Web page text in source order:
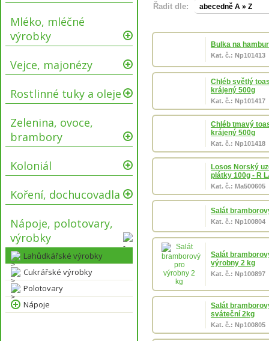
Řadit dle:
Bulka na
Kat. č.: Np101413
Chléb světlý
krájený 500g
Kat. č.: Np101417
Chléb tmavý
krájený 500g
Kat. č.: Np101418
Losos Norský
plátky 100g - R
Kat. č.: Ma500605
Salát
Kat. č.: Np100804
Salát
výrobny 2 kg
Kat. č.: Np100897
Salát
sváteční 2kg
Kat. č.: Np100805
Mléko, mléčné
výrobky
Vejce, majonézy
Rostlinné tuky a oleje
Zelenina, ovoce,
brambory
Koloniál
Koření, dochucovadla
Nápoje, polotovary,
výrobky
Lahůdkářské výrobky
Cukrářské výrobky
Polotovary
Nápoje